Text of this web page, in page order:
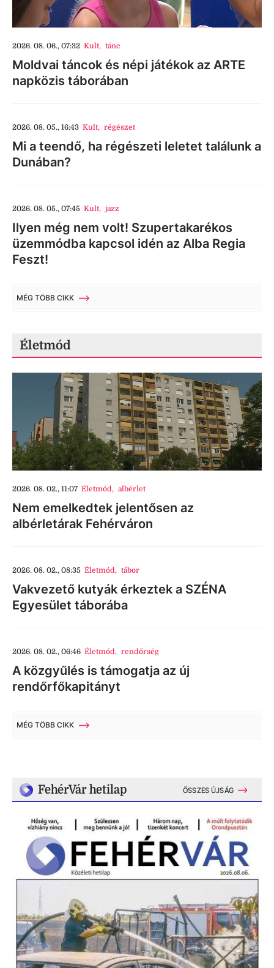
2026. 08. 06., 07:32 Kult, tánc
Moldvai táncok és népi játékok az ARTE
napközis táborában
2026. 08. 05., 16:43 Kult, régészet
Mi a teendő, ha régészeti leletet találunk a
Dunában?
2026. 08. 05., 07:45 Kult, jazz
Ilyen még nem volt! Szupertakarékos
üzemmódba kapcsol idén az Alba Regia
Feszt!
MÉG TÖBB CIKK
Életmód
2026. 08. 02., 11:07 Életmód, albérlet
Nem emelkedtek jelentősen az
albérletárak Fehérváron
2026. 08. 02., 08:35 Életmód, tábor
Vakvezető kutyák érkeztek a SZÉNA
Egyesület táborába
2026. 08. 02., 06:46 Életmód, rendőrség
A közgyűlés is támogatja az új
rendőrfőkapitányt
MÉG TÖBB CIKK
FehérVár hetilap ÖSSZES ÚJSÁG